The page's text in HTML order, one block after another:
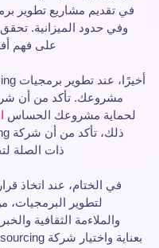
في تقديم مشاريع تطوير
وفي حدود الميزانية.
على فهم
لحماية مشروعك الحساس
ذات الصلة
في الختام، عند اتخاذ
لتطوير البرمجيات،
والملاءمة الثقافية